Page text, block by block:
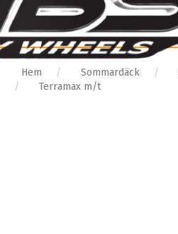
Hem Sommardäck
Terramax m/t